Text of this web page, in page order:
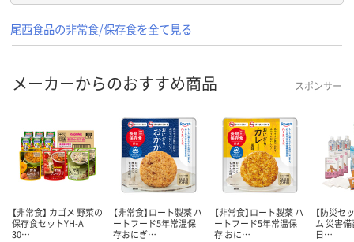
尾西食品の非常食/保存食を全て見る
メーカーからのおすすめ商品 スポンサー
【非常食】 カゴメ 野菜の
保存食セットYH-A
30…
【非常食】ロート製薬 ハ
ートフード5年常温保
存おにぎ…
【非常食】ロート製薬 ハ
ートフード5年常温保
存 おに…
【防災セ
ム 災害備
日…